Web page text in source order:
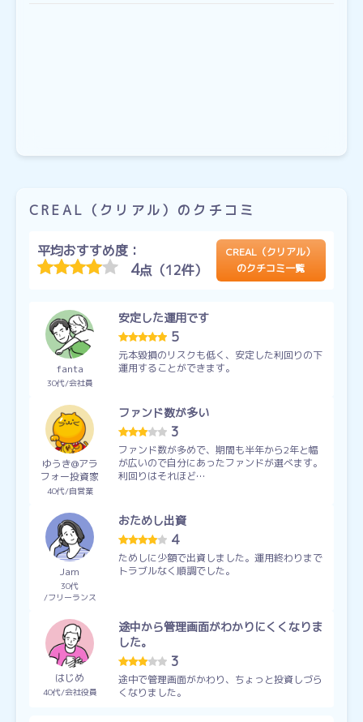
CREAL（クリアル）のクチコミ
平均おすすめ度：
4点（12件）
CREAL（クリアル）
のクチコミ一覧
fanta
30代 会社員
安定した運用です
5
元本毀損のリスクも低く、安定した利回りの下
運用することができます。
ゆうき@アラ
フォー投資家
40代 自営業
ファンド数が多い
3
ファンド数が多めで、期間も半年から2年と幅
が広いので自分にあったファンドが選べます。
利回りはそれほど…
Jam
30代
フリーランス
おためし出資
4
ためしに少額で出資しました。運用終わりまで
トラブルなく順調でした。
はじめ
40代 会社役員
途中から管理画面がわかりにくくなりま
した。
3
途中で管理画面がかわり、ちょっと投資しづら
くなりました。